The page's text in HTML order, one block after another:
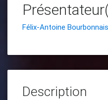
Félix-Antoine Bourbonnais
Description